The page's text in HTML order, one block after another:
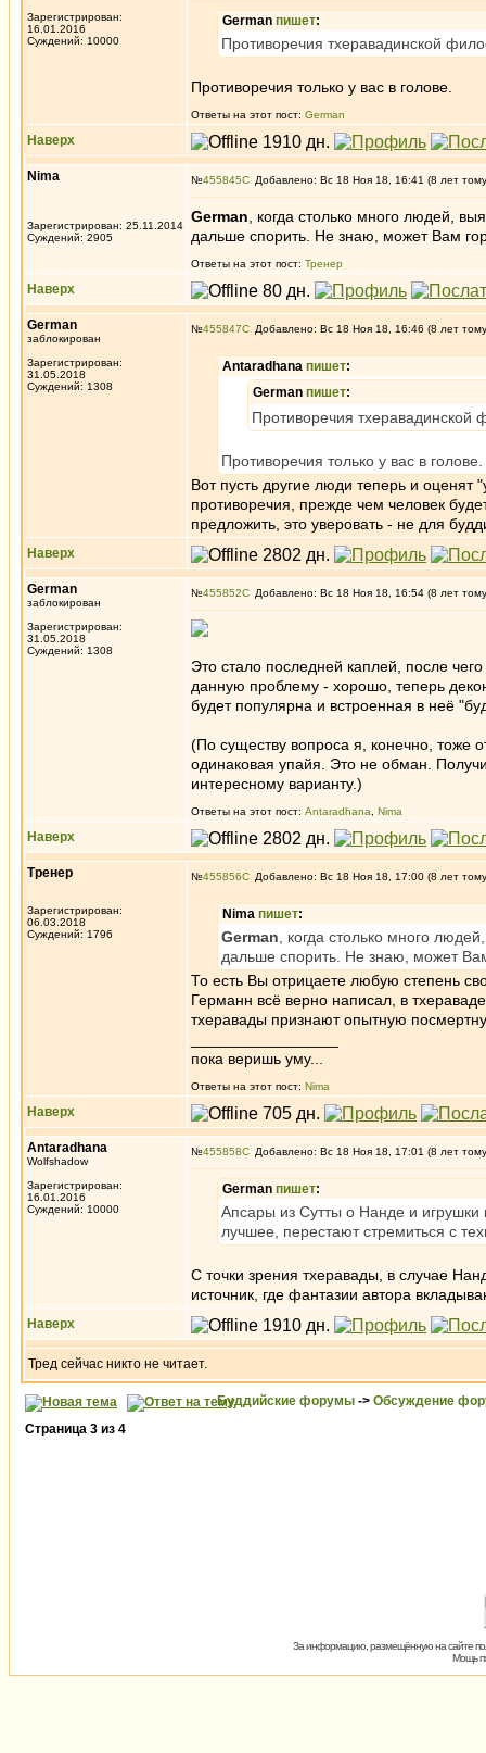
Зарегистрирован:
16.01.2016
Суждений: 10000
German пишет:
Противоречия тхеравадинской
Противоречия только у вас в голове.
Ответы на этот пост: German
Наверх
Nima
Зарегистрирован: 25.11.2014
Суждений: 2905
№455845 Добавлено: Вс 18 Ноя 18, 16:41 (8 лет
German , когда столько много людей,
дальше спорить. Не знаю, может Вам
Ответы на этот пост: Тренер
Наверх
German
заблокирован
Зарегистрирован:
31.05.2018
Суждений: 1308
№455847 Добавлено: Вс 18 Ноя 18, 16:46 (8 лет
Antaradhana пишет:
German пишет:
Противоречия
Противоречия только у вас в голове.
Вот пусть другие люди теперь и оценят
противоречия, прежде чем человек
предложить, это уверовать - не для
Наверх
German
заблокирован
Зарегистрирован:
31.05.2018
Суждений: 1308
№455852 Добавлено: Вс 18 Ноя 18, 16:54 (8 лет
Это стало последней каплей, после
данную проблему - хорошо, теперь
будет популярна и встроенная в неё
(По существу вопроса я, конечно, тоже
одинаковая упайя. Это не обман.
интересному варианту.)
Ответы на этот пост: Antaradhana Nima
Наверх
Тренер
Зарегистрирован:
06.03.2018
Суждений: 1796
№455856 Добавлено: Вс 18 Ноя 18, 17:00 (8 лет
Nima пишет:
German , когда столько много
дальше спорить. Не знаю, может
То есть Вы отрицаете любую степень
Германн всё верно написал, в
тхеравады признают опытную
пока веришь уму...
Ответы на этот пост: Nima
Наверх
Antaradhana
Wolfshadow
Зарегистрирован:
16.01.2016
Суждений: 10000
№455858 Добавлено: Вс 18 Ноя 18, 17:01 (8 лет
German пишет:
Апсары из Сутты о Нанде и
лучшее, перестают стремиться с
С точки зрения тхеравады, в случае
источник, где фантазии автора
Наверх
Тред сейчас никто не читает.
Буддийские форумы -> Обсуждение
Страница 3 из 4
За информацию, размещённую на сайте
Мощь